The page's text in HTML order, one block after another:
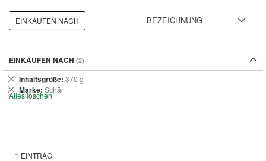
1 EINTRAG
EINKAUFEN NACH
EINKAUFEN NACH
Inhaltsgröße 370 g
Dies
entfernen
Marke Schär
Dies
entfernen
Alles löschen